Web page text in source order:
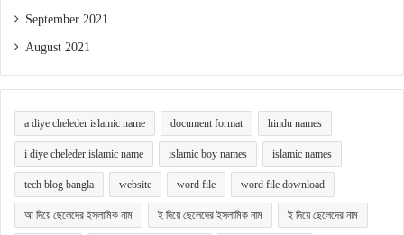
September 2021
August 2021
a diye cheleder islamic name document format hindu names
i diye cheleder islamic name islamic boy names islamic names
tech blog bangla website word file word file download
আ দিয়ে ছেলেদের ইসলামিক নাম ই দিয়ে ছেলেদের ইসলামিক নাম ই দিয়ে ছেলেদের নাম